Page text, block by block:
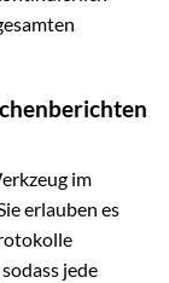
im
erlauben es
jede